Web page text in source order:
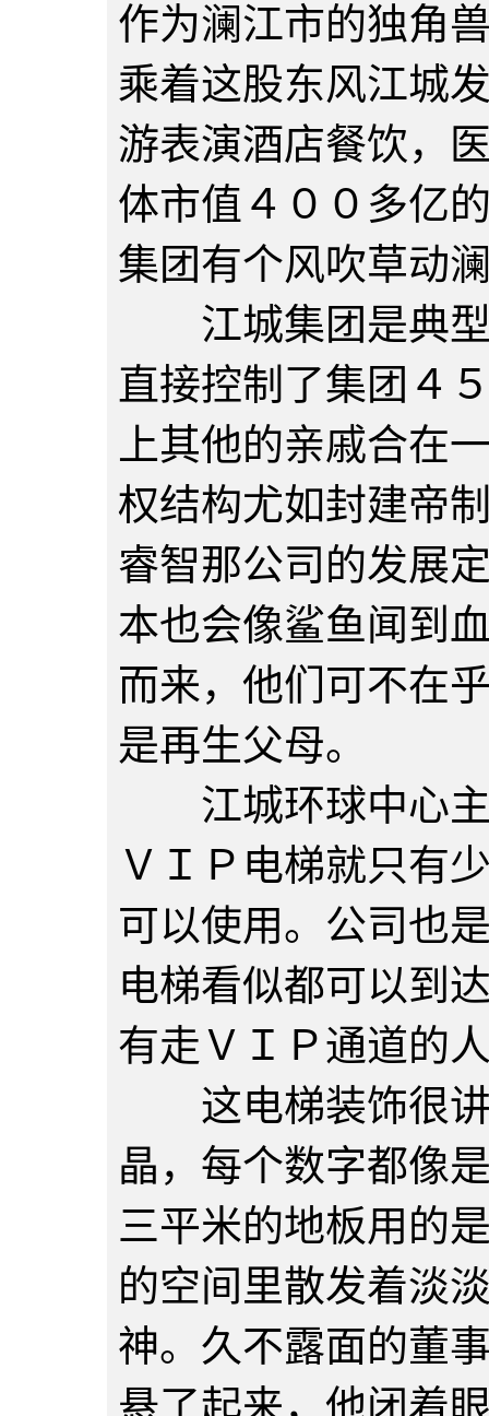
作为澜江市的独角
乘着这股东风江城
游表演酒店餐饮，
体市值４００多亿
集团有个风吹草动
江城集团是典型
直接控制了集团４
上其他的亲戚合在
权结构尤如封建帝
睿智那公司的发展
本也会像鲨鱼闻到
而来，他们可不在
是再生父母。
江城环球中心主
ＶＩＰ电梯就只有
可以使用。公司也
电梯看似都可以到
有走ＶＩＰ通道的
这电梯装饰很讲
晶，每个数字都像
三平米的地板用的
的空间里散发着淡
神。久不露面的董
悬了起来，他闭着